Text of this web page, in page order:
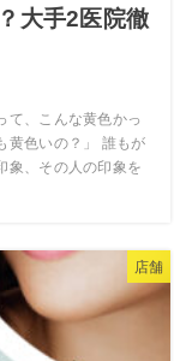
大手2医院徹
て、こんな黄色かっ
黄色いの？」 誰もが
象、その人の印象を
店舗